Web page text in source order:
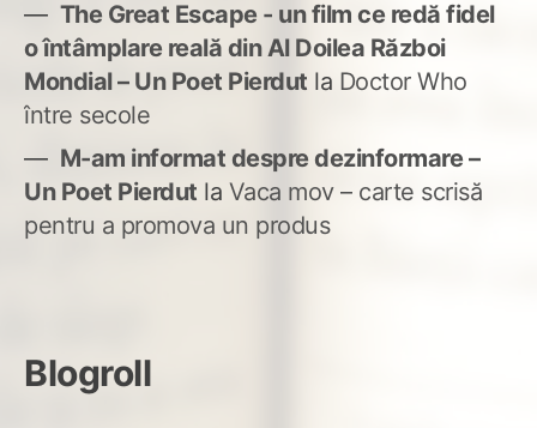
The Great Escape - un film ce redă fidel
o întâmplare reală din Al Doilea Război
Mondial – Un Poet Pierdut la Doctor Who
între secole
M-am informat despre dezinformare –
Un Poet Pierdut la Vaca mov – carte scrisă
pentru a promova un produs
Blogroll